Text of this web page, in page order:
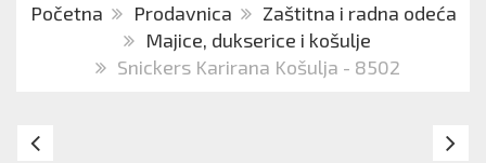
Početna Prodavnica
Zaštitna i radna odeća
Majice, dukserice i košulje
Snickers Karirana Košulja - 8502
DUKSERICA